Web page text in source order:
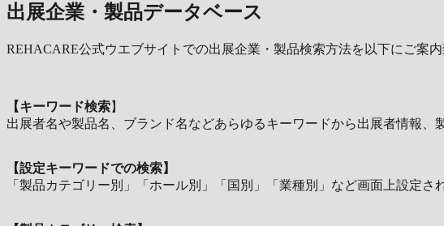
出展企業・製品データベース
REHACARE公式ウエブサイトでの出展企業・製品検索方法を以下にご案内
【キーワード検索】
出展者名や製品名、ブランド名などあらゆるキーワードから出展者情報、
【設定キーワードでの検索】
「製品カテゴリー別」「ホール別」「国別」「業種別」など画面上設定さ